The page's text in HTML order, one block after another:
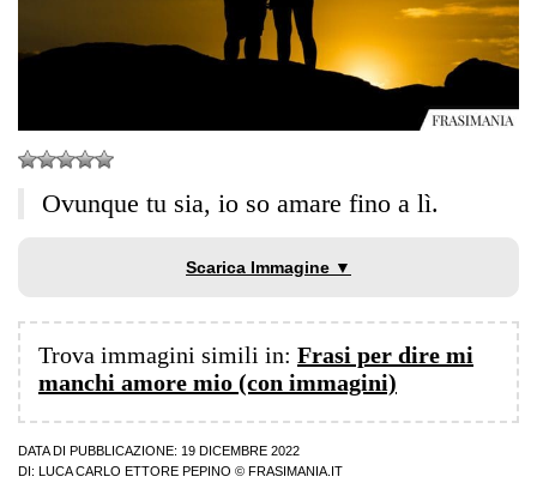
Ovunque tu sia, io so amare fino a lì.
Scarica Immagine ▼
Trova immagini simili in: Frasi per dire mi
manchi amore mio (con immagini)
DATA DI PUBBLICAZIONE: 19 DICEMBRE 2022
DI:
LUCA CARLO ETTORE PEPINO © FRASIMANIA.IT